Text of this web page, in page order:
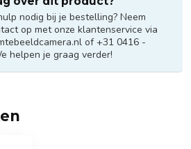
nodig bij je bestelling? Neem
op met onze klantenservice via
of +31 0416 -
helpen je graag verder!